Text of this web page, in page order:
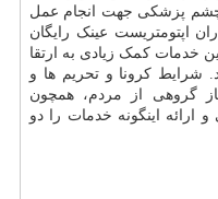
پزشکی جهت انجام عمل
همکاران اپتومتریست عینک رایگان
خدمات کمک زیادی به ارتقا
کرونا و تحریم ها و
گروهی از مردم، همچون
اینگونه خدمات را دو